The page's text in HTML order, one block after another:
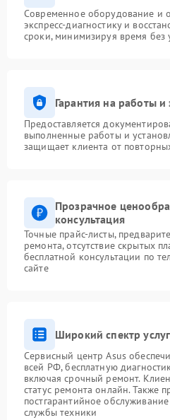
Современное оборудование и
экспресс-диагностику и
сроки, минимизируя время без
Гарантия на работы и
Предоставляется
выполненные работы и
защищает клиента от
Прозрачное
консультация
Точные прайс-листы,
ремонта, отсутствие скрытых
бесплатной консультации по
сайте
Широкий спектр услуг
Сервисный центр Asus
всей РФ, бесплатную
включая срочный ремонт.
статус ремонта онлайн. Также
постгарантийное
службы техники